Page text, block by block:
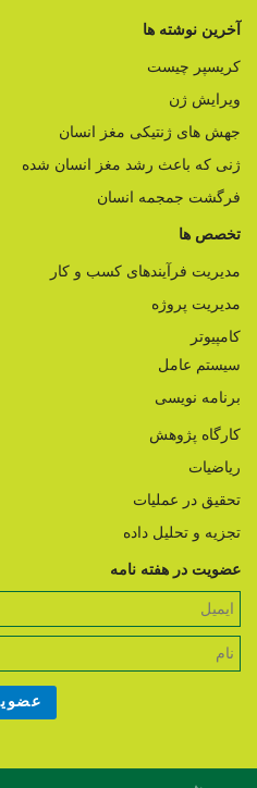
آخرین نوشته ها
کریسپر چیست
ویرایش ژن
جهش های ژنتیکی مغز انسان
ژنی که باعث رشد مغز انسان شده
فرگشت جمجمه انسان
تخصص ها
مدیریت فرآیندهای کسب و کار
مدیریت پروژه
کامپیوتر
سیستم عامل
برنامه نویسی
کارگاه پژوهش
ریاضیات
تحقیق در عملیات
تجزیه و تحلیل داده
عضویت در هفته نامه